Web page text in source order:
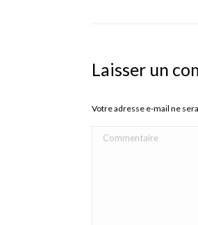
Laisser un
Votre adresse e-mail ne
Commentaire